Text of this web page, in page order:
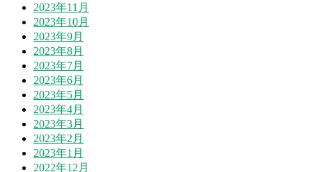
2023年11月
2023年10月
2023年9月
2023年8月
2023年7月
2023年6月
2023年5月
2023年4月
2023年3月
2023年2月
2023年1月
2022年12月